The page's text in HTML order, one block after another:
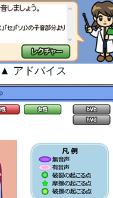
▲ アドバイス